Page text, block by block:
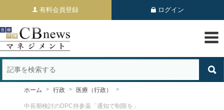
有料会員登録 ログイン
ホーム 行政 医療（行政）
中長期検討のDPC持参薬「通知で制限を」